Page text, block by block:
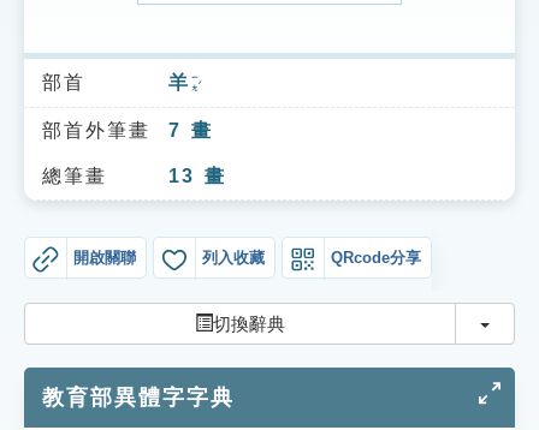
索引選單
知識索引
單字索引
貓頭鷹博士
部首 羊 ㄧㄤˊ
部首外筆畫 7 畫
總筆畫 13 畫
開啟關聯 列入收藏 QRcode分享
切換辭典 切換
教育部異體字字典